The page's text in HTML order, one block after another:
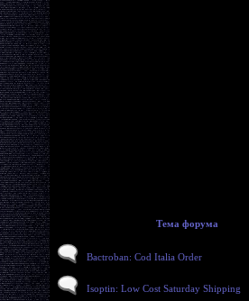
Тема форума
Bactroban: Cod Italia Order
Isoptin: Low Cost Saturday Shipping